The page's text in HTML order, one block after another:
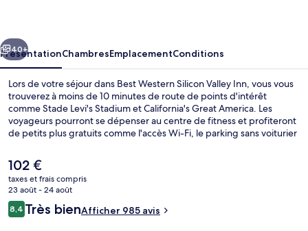
Inn
Suivant
40+
PrésentationChambresEmplacementConditions
Lors de votre séjour dans Best Western Silicon Valley Inn, vous vous
trouverez à moins de 10 minutes de route de points d'intérêt
comme Stade Levi's Stadium et California's Great America. Les
voyageurs pourront se dépenser au centre de fitness et profiteront
de petits plus gratuits comme l'accès Wi-Fi, le parking sans voiturier
depuis l'hébergement, vous aurez également vite rejoint des sites
comme Palais des congrès de Santa Clara et Shoreline
Amphitheatre. Les autres voyageurs adorent le personnel
attentionné.
Le
prix
actuel
est
de
102 €
taxes et frais compris
23 août - 24 août
Avis
voyageurs
8,48,4 sur 10
Très bienAfficher 985 avis